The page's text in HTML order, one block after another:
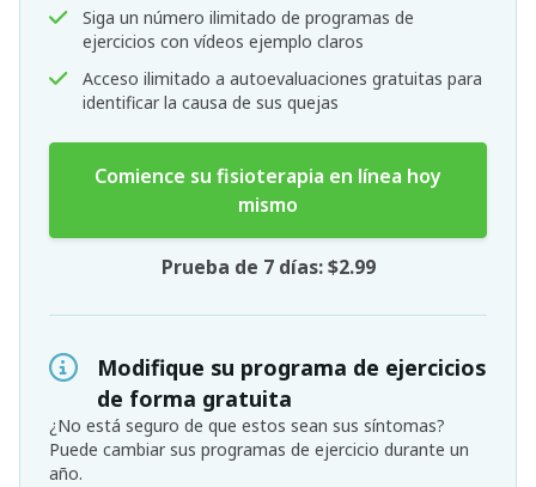
Siga un número ilimitado de programas de
ejercicios con vídeos ejemplo claros
Acceso ilimitado a autoevaluaciones gratuitas para
identificar la causa de sus quejas
Comience su fisioterapia en línea hoy
mismo
Prueba de 7 días: $2.99
Modifique su programa de ejercicios
de forma gratuita
¿No está seguro de que estos sean sus síntomas?
Puede cambiar sus programas de ejercicio durante un
año.